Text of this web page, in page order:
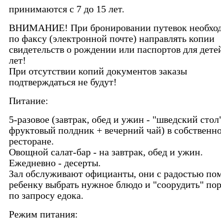
принимаются с 7 до 15 лет.
ВНИМАНИЕ! При бронировании путевок
по факсу (электронной почте) направлять копии
свидетельств о рождении или паспортов для
лет!
При отсутствии копий документов заказы
подтверждаться не будут!
Питание:
5-разовое (завтрак, обед и ужин - "шведский
фруктовый полдник + вечерний чай) в
ресторане.
Овощной салат-бар - на завтрак, обед и ужин.
Ежедневно - десерты.
Зал обслуживают официанты, они с радостью
ребенку выбрать нужное блюдо и "соорудить"
по запросу едока.
Режим питания: